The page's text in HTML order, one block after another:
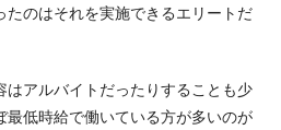
のはそれを実施できるエリートだ
はアルバイトだったりすることも少
最低時給で働いている方が多いのが